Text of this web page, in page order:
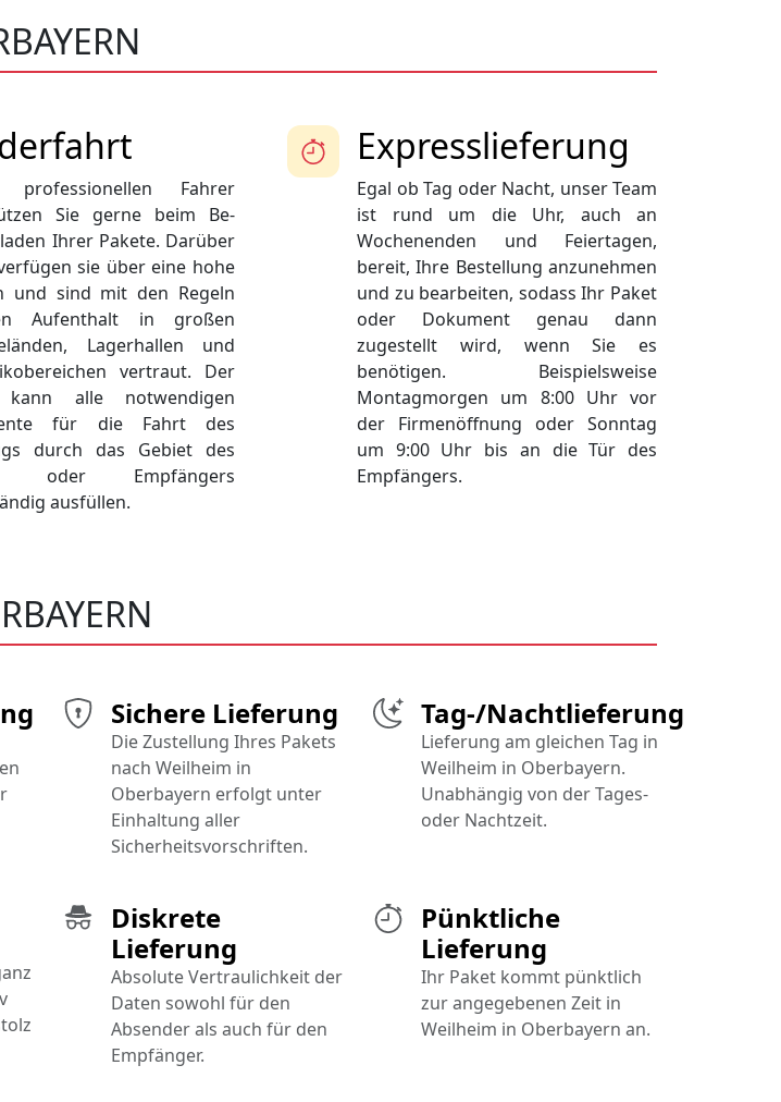
professionellen Fahrer
Sie gerne beim Be-
Ihrer Pakete. Darüber
sie über eine hohe
und sind mit den Regeln
Aufenthalt in großen
Lagerhallen und
vertraut. Der
kann alle notwendigen
für die Fahrt des
durch das Gebiet des
oder Empfängers
ausfüllen.
Expresslieferung
Egal ob Tag oder Nacht, unser Team
ist rund um die Uhr, auch an
Wochenenden und Feiertagen,
bereit, Ihre Bestellung anzunehmen
und zu bearbeiten, sodass Ihr Paket
oder Dokument genau dann
zugestellt wird, wenn Sie es
benötigen. Beispielsweise
Montagmorgen um 8:00 Uhr vor
der Firmenöffnung oder Sonntag
um 9:00 Uhr bis an die Tür des
Empfängers.
Pünktliche
Lieferung
Ihr Paket kommt pünktlich
zur angegebenen Zeit in
Weilheim in Oberbayern an.
Sichere Lieferung
Die Zustellung Ihres Pakets
nach Weilheim in
Oberbayern erfolgt unter
Einhaltung aller
Sicherheitsvorschriften.
Diskrete
Lieferung
Absolute Vertraulichkeit der
Daten sowohl für den
Absender als auch für den
Empfänger.
Tag-/Nachtlieferung
Lieferung am gleichen Tag in
Weilheim in Oberbayern.
Unabhängig von der Tages-
oder Nachtzeit.